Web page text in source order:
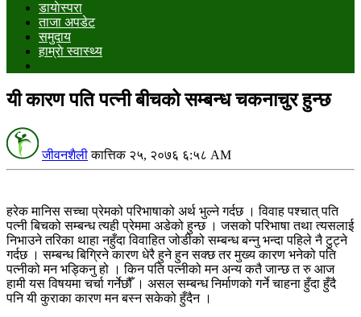
डायाेस्परा
ताजा अपडेट
समुदाय
हाम्राे स्वास्थ्य
यी कारण पति पत्नी बीचको सम्बन्ध चकनाचुर हुन्छ
जीवनशैली कात्तिक २५, २०७६ ६:५८ AM
हरेक मानिस सच्चा प्रेमको परिभाषाको अर्थ भुल्ने गर्दछ । विवाह पश्चात् पति
पत्नी बिचको सम्बन्ध त्यही प्रेममा अडेको हुन्छ । जसको परिभाषा तथा त्यसलाई
निभाउने तरिका थाहा नहुँदा विवाहित जोडीको सम्बन्ध बन्नु भन्दा पहिले नै टुट्ने
गर्दछ । सम्बन्ध बिग्रिने कारण धेरै हुने हुन सक्छ तर मुख्य कारण भनेको पति
पत्नीको मन भड्किनु हो । किन पति पत्नीको मन अन्य कतै जान्छ त रु आज
हामी यस विषयमा चर्चा गर्नेछौँ । असल सम्बन्ध निर्माणको गर्ने चाहना हुँदा हुँदै
पनि यी कुराका कारण मन बस्न सकेको हुँदैन ।